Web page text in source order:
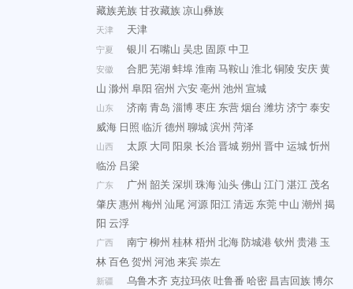
藏族羌族甘孜藏族凉山彝族
天津 天津
宁夏 银川 石嘴山 吴忠 固原中卫
安徽 合肥芜湖 蚌埠淮南马鞍山 淮北铜陵 安庆黄
山 滁州 阜阳 宿州 六安亳州 池州 宣城
山东 济南青岛 淄博枣庄 东营烟台 潍坊济宁泰安
威海 日照 临沂德州 聊城滨州 菏泽
山西 太原 大同 阳泉 长治晋城朔州 晋中 运城忻州
临汾 吕梁
广东 广州 韶关 深圳 珠海汕头佛山 江门 湛江 茂名
肇庆惠州 梅州 汕尾 河源阳江清远 东莞中山 潮州 揭
阳 云浮
广西 南宁柳州 桂林梧州 北海防城港钦州 贵港 玉
林百色贺州 河池来宾崇左
新疆 乌鲁木齐 克拉玛依 吐鲁番 哈密 昌吉回族博尔